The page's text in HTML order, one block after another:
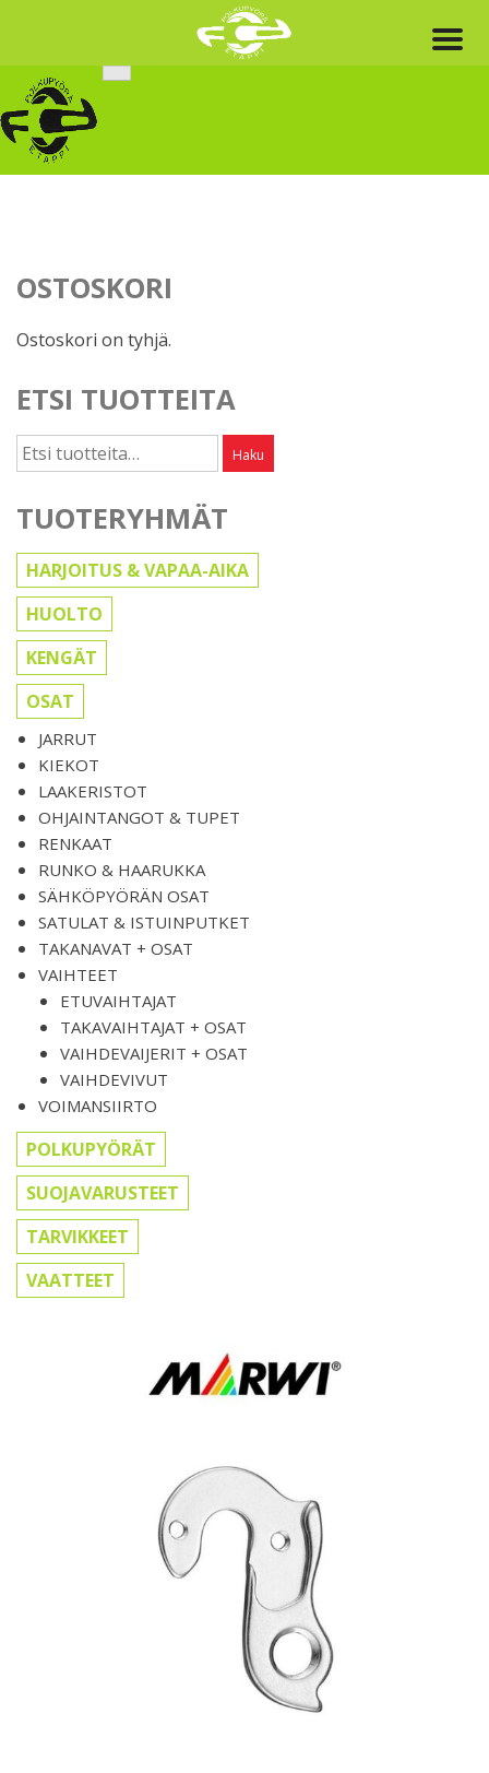
content
OSTOSKORI
Ostoskori on tyhjä.
ETSI TUOTTEITA
Etsi: Haku
TUOTERYHMÄT
HARJOITUS & VAPAA-AIKA
HUOLTO
KENGÄT
OSAT
JARRUT
KIEKOT
LAAKERISTOT
OHJAINTANGOT & TUPET
RENKAAT
RUNKO & HAARUKKA
SÄHKÖPYÖRÄN OSAT
SATULAT & ISTUINPUTKET
TAKANAVAT + OSAT
VAIHTEET
ETUVAIHTAJAT
TAKAVAIHTAJAT + OSAT
VAIHDEVAIJERIT + OSAT
VAIHDEVIVUT
VOIMANSIIRTO
POLKUPYÖRÄT
SUOJAVARUSTEET
TARVIKKEET
VAATTEET